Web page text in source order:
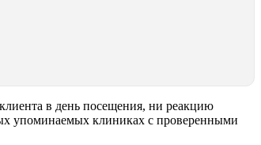
в день посещения, ни реакцию
упоминаемых клиниках с проверенными